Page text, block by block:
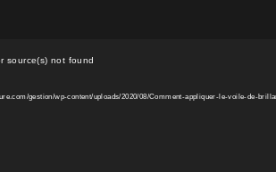
source(s) not found
gestion/wp-content/uploads/2020/08/Comment-appliquer-le-voile-de-